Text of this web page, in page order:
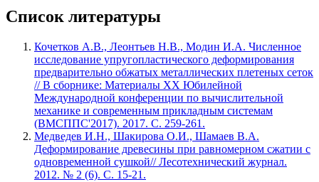
Список литературы
Кочетков А.В., Леонтьев Н.В., Модин И.А. Численное
исследование упругопластического деформирования
предварительно обжатых металлических плетеных сеток
// В сборнике: Материалы ХХ Юбилейной
Международной конференции по вычислительной
механике и современным прикладным системам
(ВМСППС'2017). 2017. С. 259-261.
Медведев И.Н., Шакирова О.И., Шамаев В.А.
Деформирование древесины при равномерном сжатии с
одновременной сушкой// Лесотехнический журнал.
2012. № 2 (6). С. 15-21.